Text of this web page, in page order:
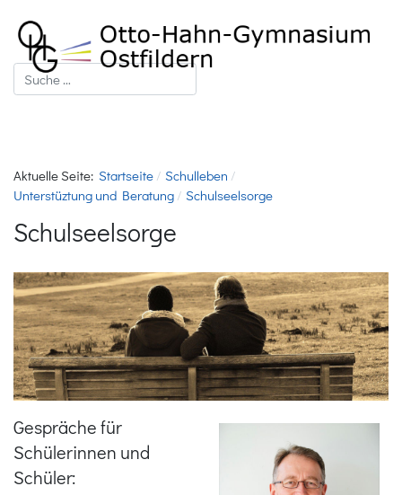
Suchen
Aktuelle Seite: Startseite
Schulleben
Unterstüztung und Beratung
Schulseelsorge
Schulseelsorge
Gespräche für
Schülerinnen und
Schüler: